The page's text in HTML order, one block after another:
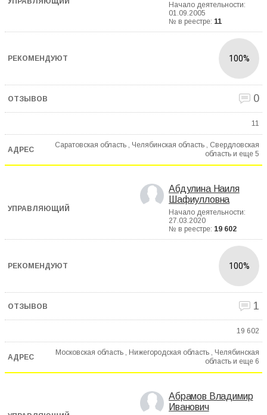
Начало деятельности:
01.09.2005
№ в реестре: 11
100%
0
11
Саратовская область , Челябинская область , Свердловская
область и еще 5
Абдулина Наиля
Шафиулловна
Начало деятельности:
27.03.2020
№ в реестре: 19 602
100%
1
19 602
Московская область , Нижегородская область , Челябинская
область и еще 6
Абрамов Владимир
Иванович